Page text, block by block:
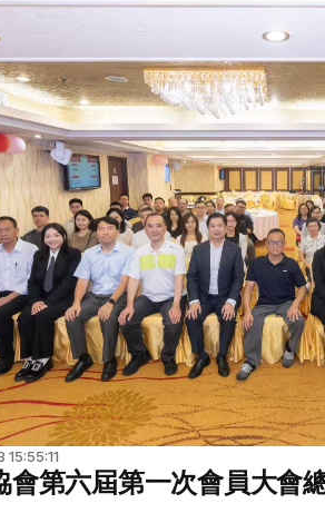
會第六屆第一次會員大會